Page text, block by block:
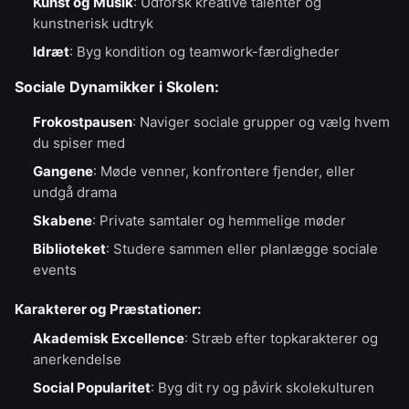
kunstnerisk udtryk
Idræt: Byg kondition og teamwork-færdigheder
Sociale Dynamikker i Skolen:
Frokostpausen: Naviger sociale grupper og vælg hvem
du spiser med
Gangene: Møde venner, konfrontere fjender, eller
undgå drama
Skabene: Private samtaler og hemmelige møder
Biblioteket: Studere sammen eller planlægge sociale
events
Karakterer og Præstationer:
Akademisk Excellence: Stræb efter topkarakterer og
anerkendelse
Social Popularitet: Byg dit ry og påvirk skolekulturen